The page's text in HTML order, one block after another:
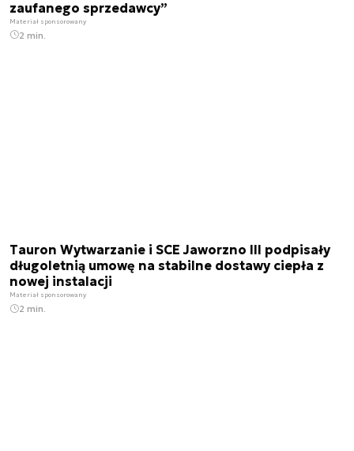
zaufanego sprzedawcy”
Materiał sponsorowany
2 min.
Tauron Wytwarzanie i SCE Jaworzno III podpisały
długoletnią umowę na stabilne dostawy ciepła z
nowej instalacji
Materiał sponsorowany
2 min.